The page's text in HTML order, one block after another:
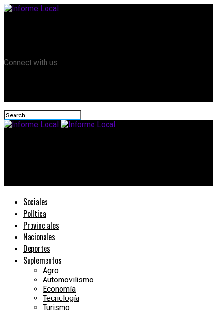
Connect with us
Sociales
Política
Provinciales
Nacionales
Deportes
Suplementos
Agro
Automovilismo
Economía
Tecnología
Turismo